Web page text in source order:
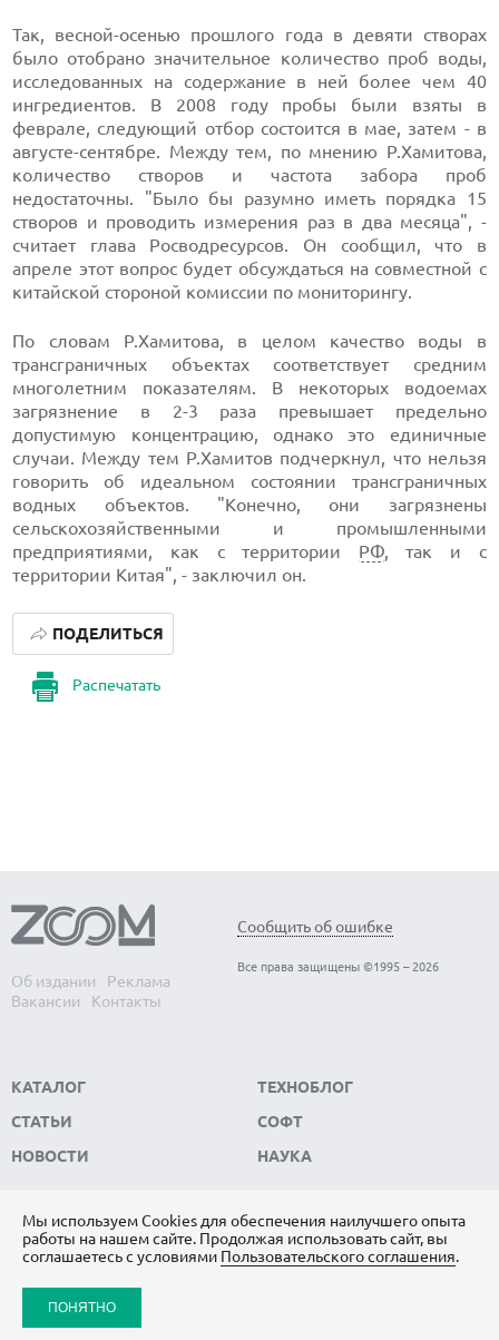
Так, весной-осенью прошлого года в девяти створах
было отобрано значительное количество проб воды,
исследованных на содержание в ней более чем 40
ингредиентов. В 2008 году пробы были взяты в
феврале, следующий отбор состоится в мае, затем - в
августе-сентябре. Между тем, по мнению Р.Хамитова,
количество створов и частота забора проб
недостаточны. "Было бы разумно иметь порядка 15
створов и проводить измерения раз в два месяца", -
считает глава Росводресурсов. Он сообщил, что в
апреле этот вопрос будет обсуждаться на совместной с
китайской стороной комиссии по мониторингу.
По словам Р.Хамитова, в целом качество воды в
трансграничных объектах соответствует средним
многолетним показателям. В некоторых водоемах
загрязнение в 2-3 раза превышает предельно
допустимую концентрацию, однако это единичные
случаи. Между тем Р.Хамитов подчеркнул, что нельзя
говорить об идеальном состоянии трансграничных
водных объектов. "Конечно, они загрязнены
сельскохозяйственными и промышленными
предприятиями, как с территории РФ, так и с
территории Китая", - заключил он.
Распечатать
ПОДЕЛИТЬСЯ
Об издании
Реклама
Вакансии
Контакты
Сообщить об ошибке
Все права защищены ©1995 – 2026
КАТАЛОГ
СТАТЬИ
НОВОСТИ
ТЕХНОБЛОГ
СОФТ
НАУКА
ПОДПИШИТЕСЬ НА НАС
ЯНДЕКС.ДЗЕН
ВКОНТАКТЕ
Мы используем Сookies для обеспечения наилучшего опыта
работы на нашем сайте. Продолжая использовать сайт, вы
соглашаетесь с условиями Пользовательского соглашения.
ПОНЯТНО